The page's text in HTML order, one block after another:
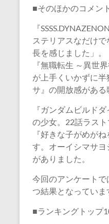
■そのほかのコメン
『
ステリアスなだけ
長を感じました」。
『無職転生 ～異世
が上手くいかずに
サ』の開放感がある
『ガンダムビルド
の少女。22話ラス
『好きな子がめが
す。オーイシマサ
がありました。
今回のアンケート
つ結果となっていま
■ランキングトップ